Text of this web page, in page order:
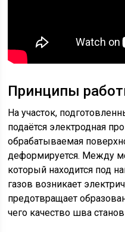
Принципы
На участок,
подаётся электродная
обрабатываемая
деформируется. Между
который находится под
газов возникает
предотвращает
чего качество шва